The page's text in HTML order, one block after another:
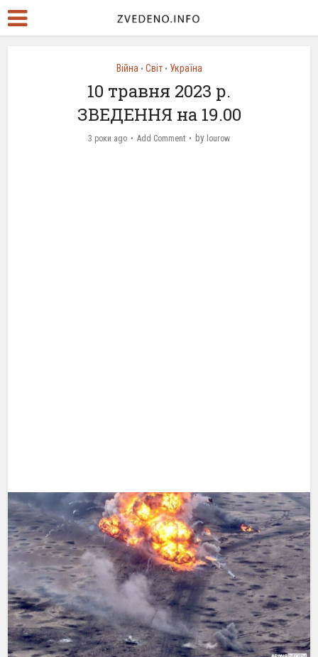
Війна • Світ • Україна
10 травня 2023 р.
ЗВЕДЕННЯ на 19.00
3 роки ago Add Comment by lourow